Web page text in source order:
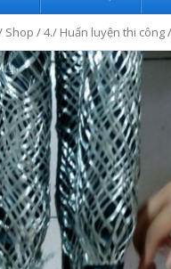
Shop /4./ Huấn luyện thi công/